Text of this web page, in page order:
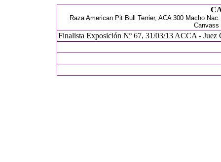
Raza American Pit Bull Terrier, ACA 300 Macho
Canvass
Finalista Exposición Nº 67, 31/03/13 ACCA - Juez